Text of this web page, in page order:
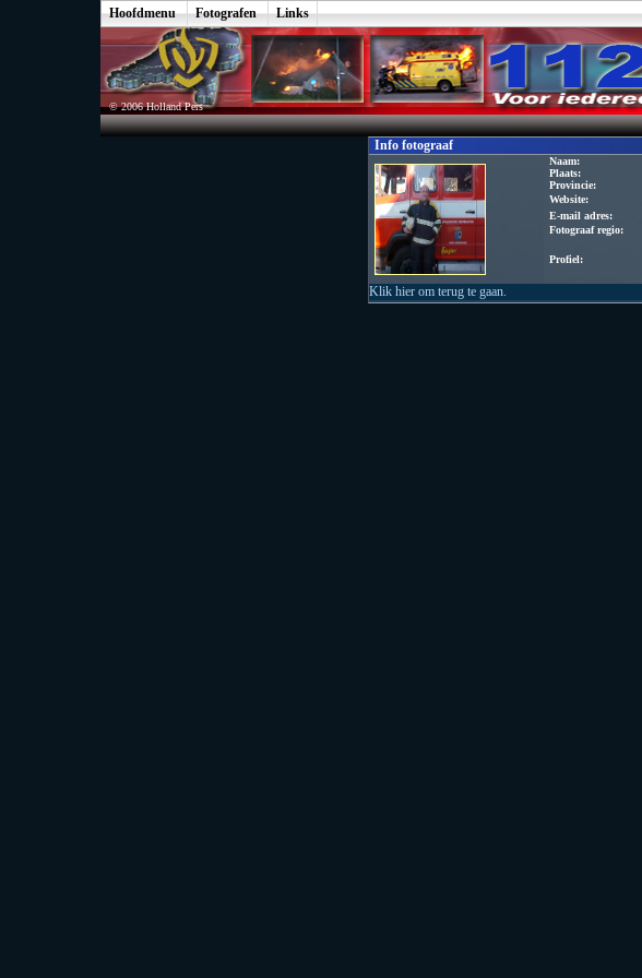
Hoofdmenu Fotografen Links
© 2006 Holland Pers
Info fotograaf
Naam:
Plaats:
Provincie:
Website:
E-mail adres:
Fotograaf regio:
Profiel:
Klik hier om terug te gaan.